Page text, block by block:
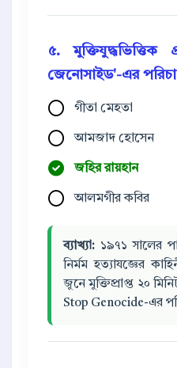
৫. মুক্তিযুদ্ধভিত্তিক
জেনোসাইড'-এর
গীতা মেহতা
আমজাদ হোসেন
জহির রায়হান
আলমগীর কবির
ব্যাখ্যা: ১৯৭১ সালের
নির্মম হত্যাযজ্ঞের
জুনে মুক্তিপ্রাপ্ত ২০
Stop Genocide-এর